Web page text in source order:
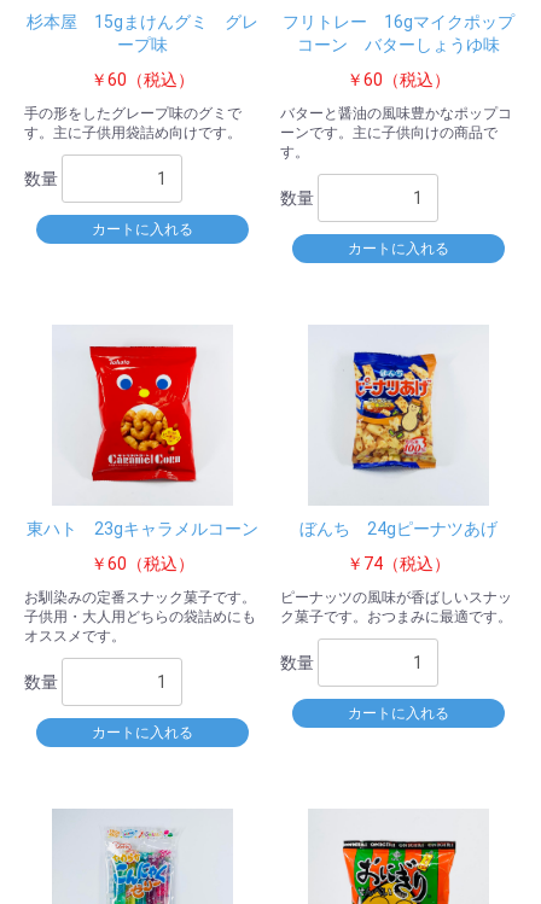
杉本屋 15gまけんグミ グレ
ープ味
￥60（税込）
手の形をしたグレープ味のグミで
す。主に子供用袋詰め向けです。
数量
カートに入れる
フリトレー 16gマイクポップ
コーン バターしょうゆ味
￥60（税込）
バターと醤油の風味豊かなポップコ
ーンです。主に子供向けの商品で
す。
数量
カートに入れる
東ハト 23gキャラメルコーン
￥60（税込）
お馴染みの定番スナック菓子です。
子供用・大人用どちらの袋詰めにも
オススメです。
数量
カートに入れる
ぼんち 24gピーナツあげ
￥74（税込）
ピーナッツの風味が香ばしいスナッ
ク菓子です。おつまみに最適です。
数量
カートに入れる